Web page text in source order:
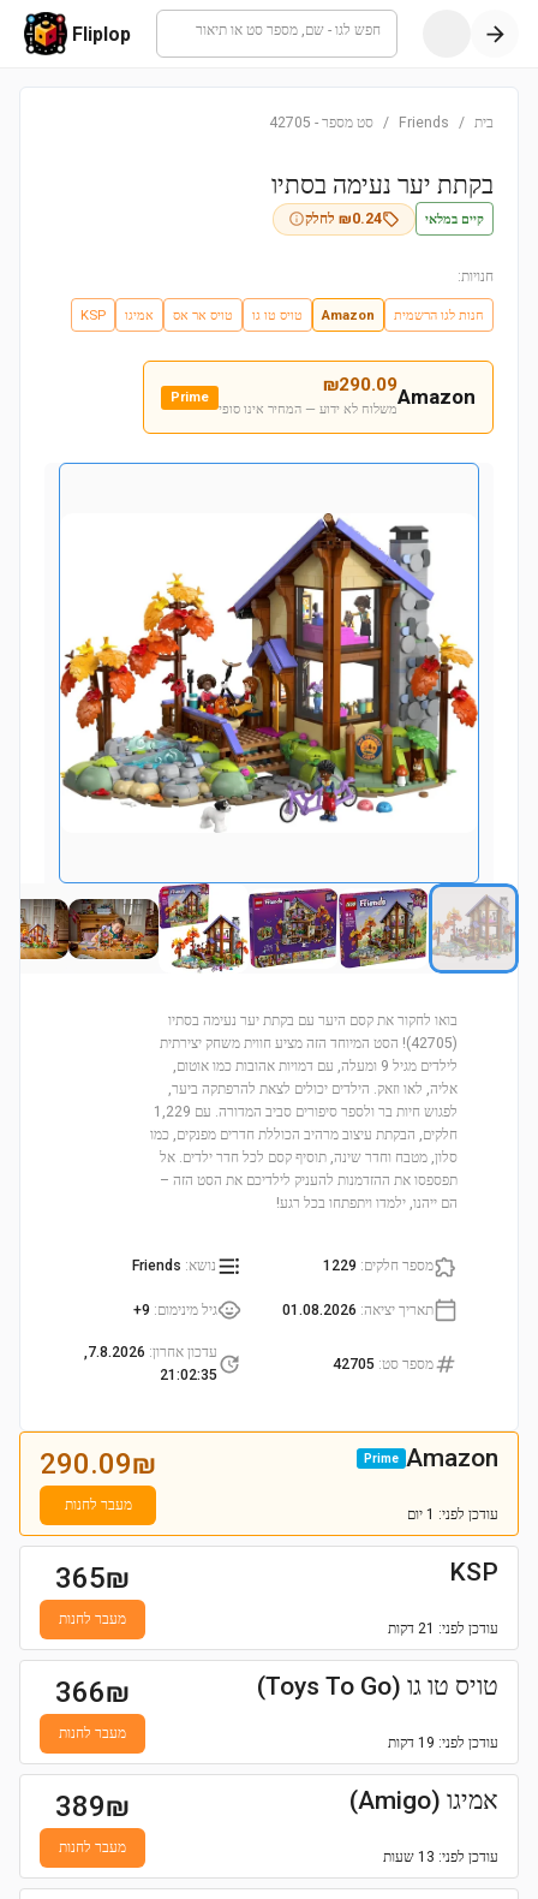
חפש לגו - שם, מספר סט או תיאור Fliplop
בית /
Friends
/ סט מספר -
42705
בקתת יער נעימה בסתיו
קיים במלאי ₪0.24 לחלק
חנויות:
חנות לגו הרשמית Amazon טויס טו גו טויס אר אס אמיגו KSP
Amazon
₪290.09
משלוח לא ידוע — המחיר אינו סופי
Prime
בואו לחקור את קסם היער עם בקתת יער נעימה בסתיו
(42705)! הסט המיוחד הזה מציע חווית משחק יצירתית
לילדים מגיל 9 ומעלה, עם דמויות אהובות כמו אוטום,
אליה, לאו וזאק. הילדים יכולים לצאת להרפתקה ביער,
לפגוש חיות בר ולספר סיפורים סביב המדורה. עם 1,229
חלקים, הבקתת עיצוב מרהיב הכוללת חדרים מפנקים, כמו
סלון, מטבח וחדר שינה, תוסיף קסם לכל חדר ילדים. אל
תפספסו את ההזדמנות להעניק לילדיכם את הסט הזה –
הם ייהנו, ילמדו ויתפתחו בכל רגע!
מספר חלקים:
1229 נושא:
Friends
תאריך יציאה:
01.08.2026 גיל מינימום:
9+
מספר סט:
42705
עדכון אחרון:
7.8.2026,
21:02:35
Amazon
Prime
עודכן לפני: 1 יום
290.09₪
מעבר לחנות
KSP
עודכן לפני: 21 דקות
365₪
מעבר לחנות
טויס טו גו (Toys To Go)
עודכן לפני: 19 דקות
366₪
מעבר לחנות
אמיגו (Amigo)
עודכן לפני: 13 שעות
389₪
מעבר לחנות